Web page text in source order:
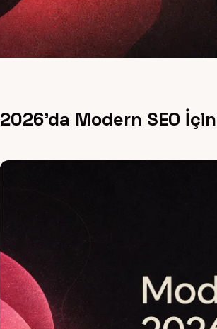
2026’da Modern SEO